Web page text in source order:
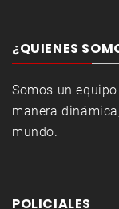
¿QUIENES
Somos un
manera
mundo.
POLICIALES